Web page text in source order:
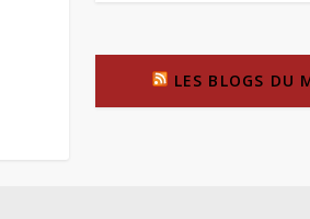
LES BLOGS DU